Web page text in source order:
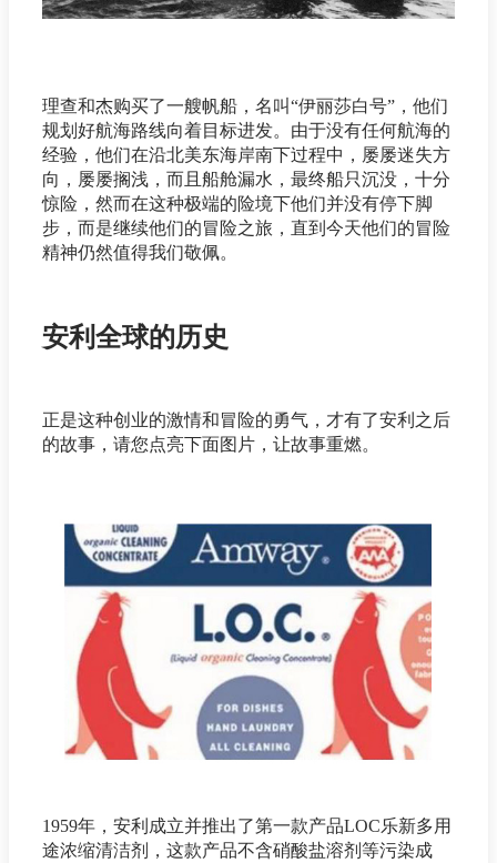
理查和杰购买了一艘帆船，名叫“伊丽莎白号”，他们
规划好航海路线向着目标进发。由于没有任何航海的
经验，他们在沿北美东海岸南下过程中，屡屡迷失方
向，屡屡搁浅，而且船舱漏水，最终船只沉没，十分
惊险，然而在这种极端的险境下他们并没有停下脚
步，而是继续他们的冒险之旅，直到今天他们的冒险
精神仍然值得我们敬佩。
安利全球的历史
正是这种创业的激情和冒险的勇气，才有了安利之后
的故事，请您点亮下面图片，让故事重燃。
1959年，安利成立并推出了第一款产品LOC乐新多用
途浓缩清洁剂，这款产品不含硝酸盐溶剂等污染成